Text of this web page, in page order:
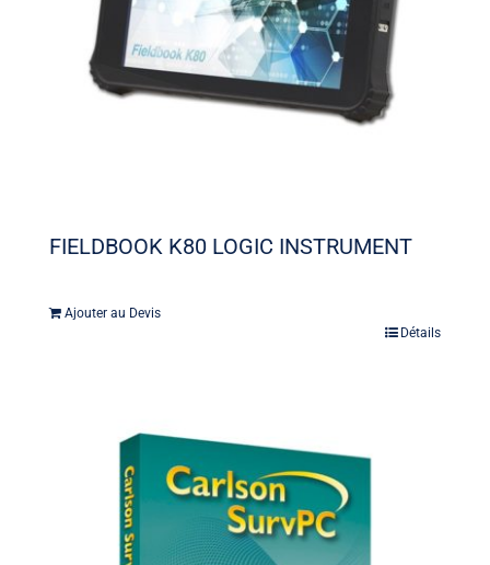
FIELDBOOK K80 LOGIC INSTRUMENT
Ajouter au Devis
Détails